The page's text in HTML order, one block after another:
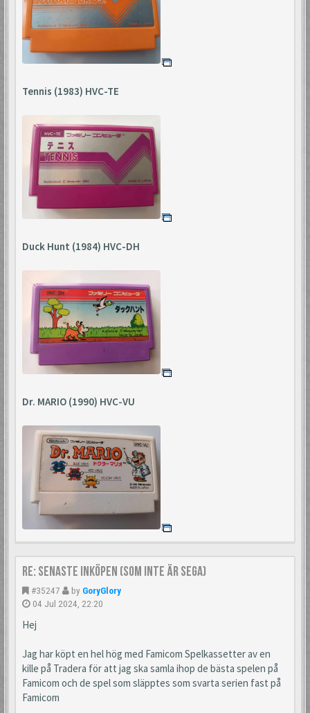
Tennis (1983) HVC-TE
Duck Hunt (1984) HVC-DH
Dr. MARIO (1990) HVC-VU
Re: Senaste inköpen (som inte är Sega)
#35247 by GoryGlory
04 Jul 2024, 22:20
Hej
Jag har köpt en hel hög med Famicom Spelkassetter av en
kille på Tradera för att jag ska samla ihop de bästa spelen på
Famicom och de spel som släpptes som svarta serien fast på
Famicom